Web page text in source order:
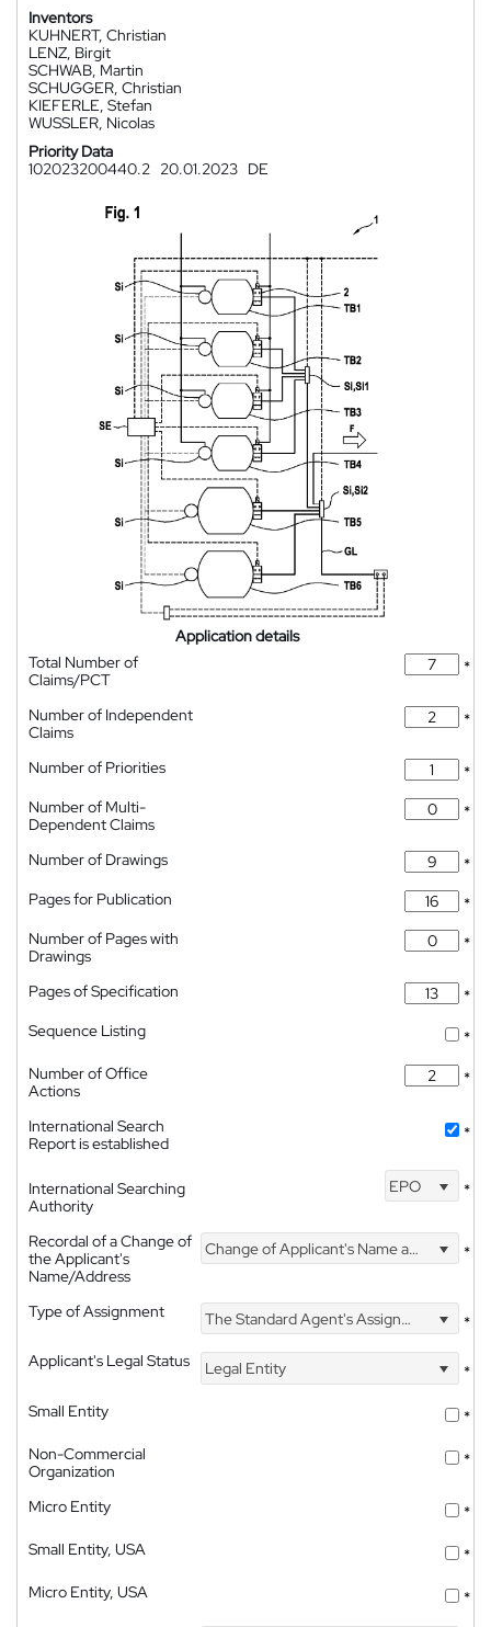
Inventors
KUHNERT, Christian
LENZ, Birgit
SCHWAB, Martin
SCHUGGER, Christian
KIEFERLE, Stefan
WUSSLER, Nicolas
Priority Data
102023200440.2 20.01.2023 DE
Application details
Total Number of
Claims/PCT
*
Number of Independent
Claims
*
Number of Priorities
*
Number of Multi-
Dependent Claims
*
Number of Drawings
*
Pages for Publication
*
Number of Pages with
Drawings
*
Pages of Specification
*
Sequence Listing
*
Number of Office
Actions
*
International Search
Report is established
*
International Searching
Authority
EPO *
Recordal of a Change of
the Applicant's
Name/Address
Change of Applicant's Name and Address *
Type of Assignment The Standard Agent's Assignment
*
Applicant's Legal Status
Legal Entity
*
Small Entity
*
Non-Commercial
Organization
*
Micro Entity
*
Small Entity, USA
*
Micro Entity, USA
*